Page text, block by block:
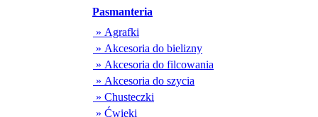
Pasmanteria
» Agrafki
» Akcesoria do bielizny
» Akcesoria do filcowania
» Akcesoria do szycia
» Chusteczki
» Ćwieki